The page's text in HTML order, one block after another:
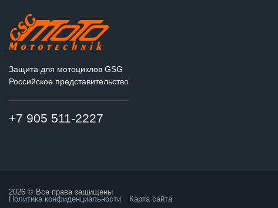
Защита для мотоциклов GSG
Российское представительство
+7 905 511-2227
2026 © Все права защищены
Политика конфиденциальности
Карта сайта